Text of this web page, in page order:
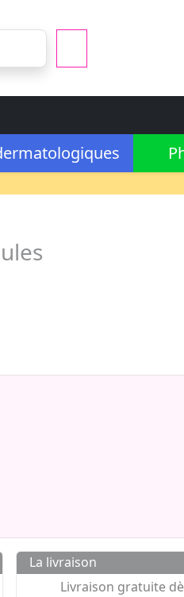
La livraison
Livraison gratuite